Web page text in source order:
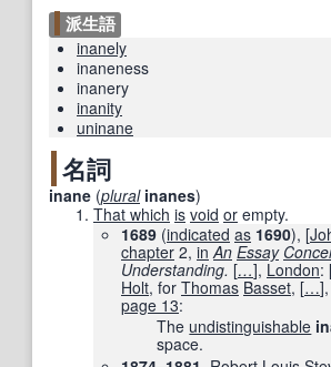
派生語
inanely
inaneness
inanery
inanity
uninane
名詞
inane (plural inanes)
That which is void or empty.
1689 (indicated as 1690), [
chapter 2, in An Essay
Understanding. […], London:
Holt, for Thomas Basset, […],
page 13:
The undistinguishable
space.